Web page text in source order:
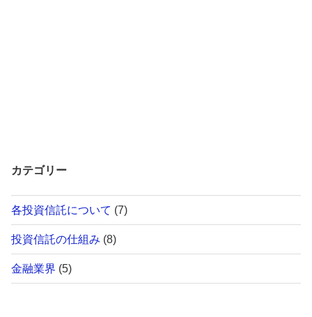
カテゴリー
各投資信託について (7)
投資信託の仕組み (8)
金融業界 (5)